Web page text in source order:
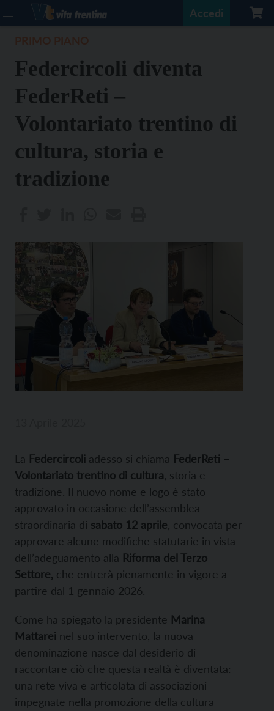
Accedi
Federcircoli diventa
FederReti –
Volontariato trentino di
cultura, storia e
tradizione
La Federcircoli adesso si chiama FederReti –
Volontariato trentino di cultura , storia e
tradizione. Il nuovo nome e logo è stato
approvato in occasione dell’assemblea
straordinaria di sabato 12 aprile , convocata per
approvare alcune modifiche statutarie in vista
dell’adeguamento alla Riforma del Terzo
Settore, che entrerà pienamente in vigore a
partire dal 1 gennaio 2026.
Come ha spiegato la presidente Marina
Mattarei nel suo intervento, la nuova
denominazione nasce dal desiderio di
raccontare ciò che questa realtà è diventata:
una rete viva e articolata di associazioni
impegnate nella promozione della cultura